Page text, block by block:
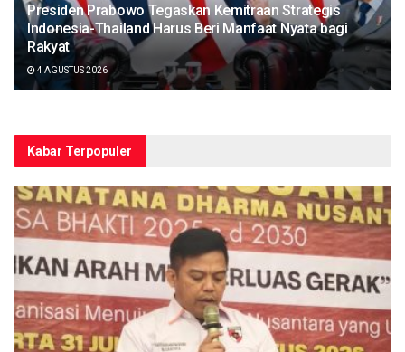
Presiden Prabowo Tegaskan Kemitraan Strategis
Indonesia-Thailand Harus Beri Manfaat Nyata bagi
Rakyat
4 AGUSTUS 2026
Kabar Terpopuler